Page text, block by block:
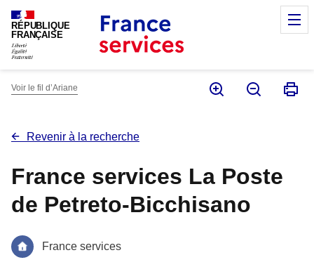
RÉPUBLIQUE
FRANÇAISE
Voir le fil d’Ariane
Revenir à la recherche
France services La Poste
de Petreto-Bicchisano
France services